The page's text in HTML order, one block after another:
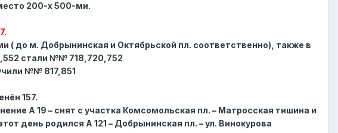
200-х 500-ми.
( до м. Добрынинская и Октябрьской пл. соответственно), также в
стали №№ 718,720,752
№№ 817,851
157.
А 19 – снят с участка Комсомольская пл. – Матросская тишина и
день родился А 121 – Добрынинская пл. – ул. Винокурова